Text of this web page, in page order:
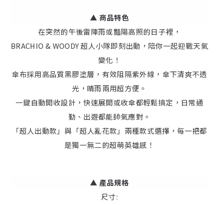
▲ 商品特色
在突然的午後雷陣雨或豔陽高照的日子裡，
BRACHIO & WOODY 超人小隊即刻出動，陪你一起迎戰天氣
變化！
傘布採用高品質黑膠塗層，有效阻隔紫外線，傘下清爽不透
光，晴雨兩用超方便。
一鍵自動開收設計，快速展開或收傘都輕鬆搞定，日常通
勤、出遊都能帥氣應對。
「超人出動款」與「超人亂花款」兩種款式選擇，每一把都
是獨一無二的超萌英雄感！
▲ 產品規格
尺寸: